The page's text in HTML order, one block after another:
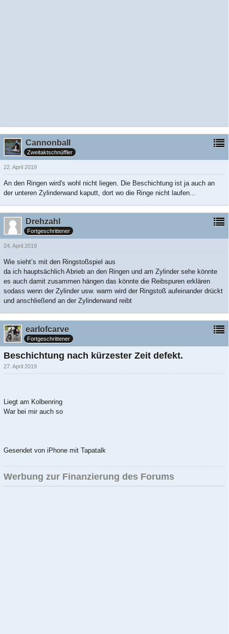
Cannonball
Zweitaktschnüffler
22. April 2019
An den Ringen wird's wohl nicht liegen. Die Beschichtung ist ja auch an
der unteren Zylinderwand kaputt, dort wo die Ringe nicht laufen...
Drehzahl
Fortgeschrittener
24. April 2019
Wie sieht’s mit den Ringstoßspiel aus
da ich hauptsächlich Abrieb an den Ringen und am Zylinder sehe könnte
es auch damit zusammen hängen das könnte die Reibspuren erklären
sodass wenn der Zylinder usw. warm wird der Ringstoß aufeinander drückt
und anschließend an der Zylinderwand reibt
earlofcarve
Fortgeschrittener
Beschichtung nach kürzester Zeit defekt.
27. April 2019
Liegt am Kolbenring
War bei mir auch so
Gesendet von iPhone mit Tapatalk
Werbung zur Finanzierung des Forums